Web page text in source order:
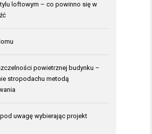
loftowym – co powinno się w
powietrznej budynku –
stropodachu metodą
uwagę wybierając projekt